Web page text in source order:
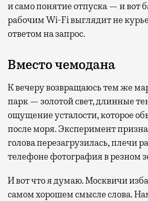
и само понятие отпуска — и вот
рабочим Wi-Fi выглядит не
ответом на запрос.
Вместо чемодана
К вечеру возвращаюсь тем же
парк — золотой свет, длинные
ощущение усталости, которое
после моря. Эксперимент
голова перезагрузилась, плечи
телефоне фотография в резном
И вот что я думаю. Москвичи
самом хорошем смысле слова.